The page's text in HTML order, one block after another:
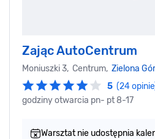
Zając AutoCentrum
Moniuszki 3, Centrum, Zielona
5 (24
godziny otwarcia pn- pt 8-17
Warsztat nie udostępnia